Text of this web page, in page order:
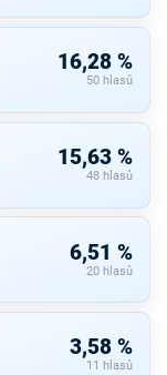
16,28 %
50 hlasů
15,63 %
48 hlasů
6,51 %
20 hlasů
3,58 %
11 hlasů